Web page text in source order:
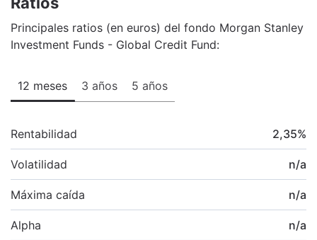
Principales ratios (en euros) del fondo Morgan Stanley
Investment Funds - Global Credit Fund:
12 meses 3 años 5 años
Rentabilidad 2,35%
Volatilidad n/a
Máxima caída n/a
Alpha n/a